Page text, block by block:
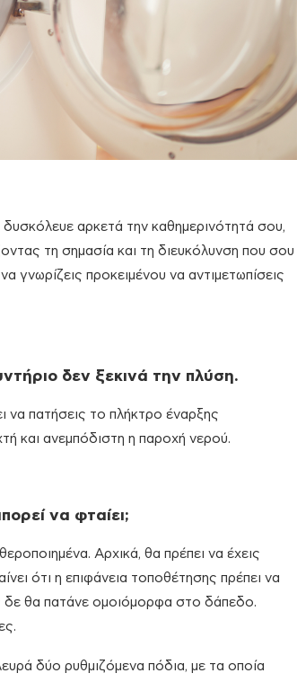
δυσκόλευε αρκετά την καθημερινότητά σου,
τη σημασία και τη διευκόλυνση που σου
γνωρίζεις προκειμένου να αντιμετωπίσεις
δεν ξεκινά την πλύση.
να πατήσεις το πλήκτρο έναρξης
και ανεμπόδιστη η παροχή νερού.
να φταίει;
Αρχικά, θα πρέπει να έχεις
ότι η επιφάνεια τοποθέτησης πρέπει να
δε θα πατάνε ομοιόμορφα στο δάπεδο.
δύο ρυθμιζόμενα πόδια, με τα οποία